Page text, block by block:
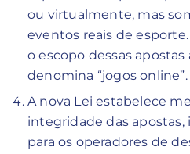
ou virtualmente, mas
eventos reais de esporte.
o escopo dessas
denomina “jogos online”.
A nova Lei estabelece
integridade das
para os operadores de